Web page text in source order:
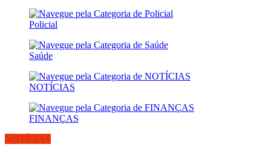
Policial
Saúde
NOTÍCIAS
FINANÇAS
NOTÍCIAS